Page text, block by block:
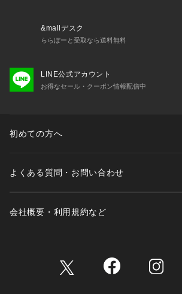
&mallデスク
ららぽーと受取なら送料無料
LINE公式アカウント
お得なセール・クーポン情報配信中
初めての方へ
よくある質問・お問い合わせ
会社概要・利用規約など